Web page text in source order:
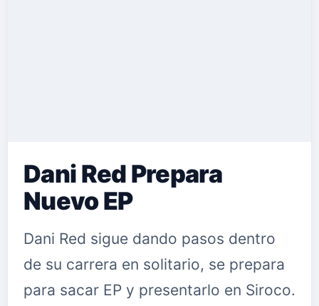
Dani Red Prepara
Nuevo EP
Dani Red sigue dando pasos dentro
de su carrera en solitario, se prepara
para sacar EP y presentarlo en Siroco.